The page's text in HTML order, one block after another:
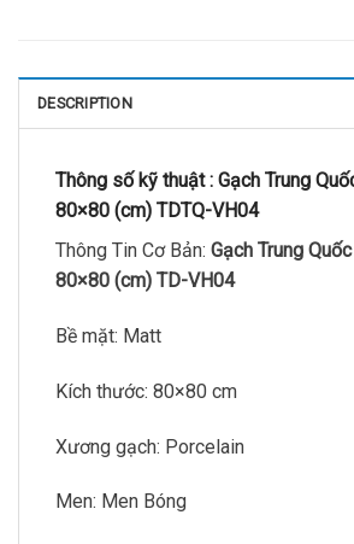
DESCRIPTION
Thông số kỹ thuật : Gạch Trung
80×80 (cm) TDTQ-VH04
Thông Tin Cơ Bản: Gạch Trung
80×80 (cm) TD-VH04
Bề mặt: Matt
Kích thước: 80×80 cm
Xương gạch: Porcelain
Men: Men Bóng